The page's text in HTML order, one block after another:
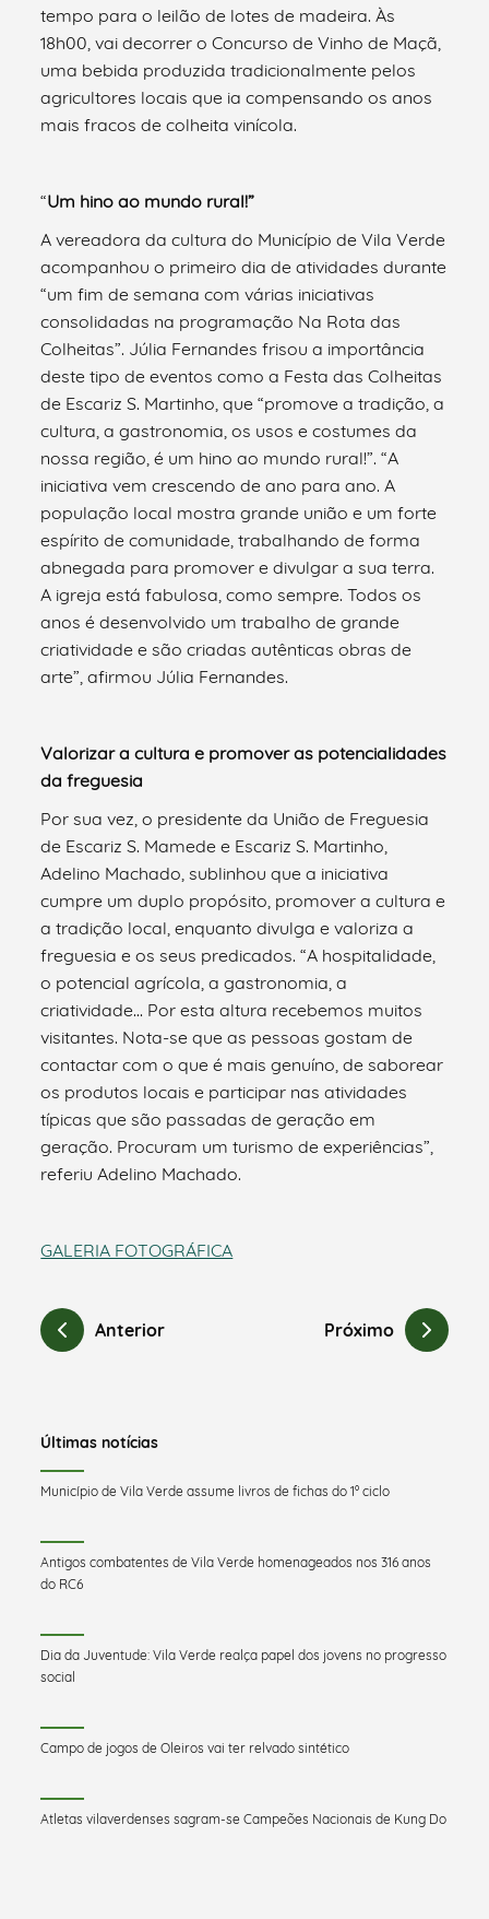
tempo para o leilão de lotes de madeira. Às
18h00, vai decorrer o Concurso de Vinho de Maçã,
uma bebida produzida tradicionalmente pelos
agricultores locais que ia compensando os anos
mais fracos de colheita vinícola.
“Um hino ao mundo rural!”
A vereadora da cultura do Município de Vila Verde
acompanhou o primeiro dia de atividades durante
“um fim de semana com várias iniciativas
consolidadas na programação Na Rota das
Colheitas”. Júlia Fernandes frisou a importância
deste tipo de eventos como a Festa das Colheitas
de Escariz S. Martinho, que “promove a tradição, a
cultura, a gastronomia, os usos e costumes da
nossa região, é um hino ao mundo rural!”. “A
iniciativa vem crescendo de ano para ano. A
população local mostra grande união e um forte
espírito de comunidade, trabalhando de forma
abnegada para promover e divulgar a sua terra.
A igreja está fabulosa, como sempre. Todos os
anos é desenvolvido um trabalho de grande
criatividade e são criadas autênticas obras de
arte”, afirmou Júlia Fernandes.
Valorizar a cultura e promover as potencialidades
da freguesia
Por sua vez, o presidente da União de Freguesia
de Escariz S. Mamede e Escariz S. Martinho,
Adelino Machado, sublinhou que a iniciativa
cumpre um duplo propósito, promover a cultura e
a tradição local, enquanto divulga e valoriza a
freguesia e os seus predicados. “A hospitalidade,
o potencial agrícola, a gastronomia, a
criatividade… Por esta altura recebemos muitos
visitantes. Nota-se que as pessoas gostam de
contactar com o que é mais genuíno, de saborear
os produtos locais e participar nas atividades
típicas que são passadas de geração em
geração. Procuram um turismo de experiências”,
referiu Adelino Machado.
GALERIA FOTOGRÁFICA
Anterior Próximo
Últimas notícias
Município de Vila Verde assume livros de fichas do 1º ciclo
Antigos combatentes de Vila Verde homenageados nos 316 anos
do RC6
Dia da Juventude: Vila Verde realça papel dos jovens no progresso
social
Campo de jogos de Oleiros vai ter relvado sintético
Atletas vilaverdenses sagram-se Campeões Nacionais de Kung Do